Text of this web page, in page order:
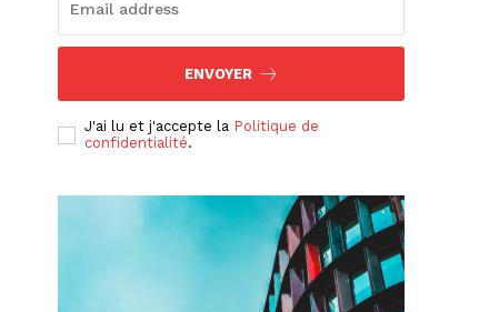
ENVOYER
J'ai lu et j'accepte la Politique de
confidentialité.